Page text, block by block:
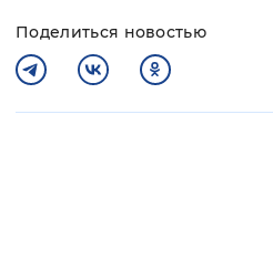
Поделиться новостью